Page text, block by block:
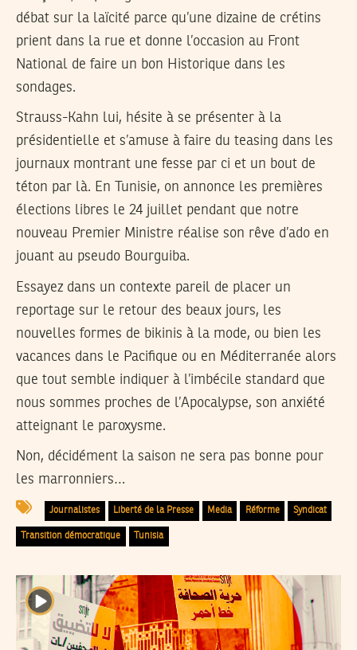
débat sur la laïcité parce qu’une dizaine de crétins
prient dans la rue et donne l’occasion au Front
National de faire un bon Historique dans les
sondages.
Strauss-Kahn lui, hésite à se présenter à la
présidentielle et s’amuse à faire du teasing dans les
journaux montrant une fesse par ci et un bout de
téton par là. En Tunisie, on annonce les premières
élections libres le 24 juillet pendant que notre
nouveau Premier Ministre réalise son rêve d’ado en
jouant au pseudo Bourguiba.
Essayez dans un contexte pareil de placer un
reportage sur le retour des beaux jours, les
nouvelles formes de bikinis à la mode, ou bien les
vacances dans le Pacifique ou en Méditerranée alors
que tout semble indiquer à l’imbécile standard que
nous sommes proches de l’Apocalypse, son anxiété
atteignant le paroxysme.
Non, décidément la saison ne sera pas bonne pour
les marronniers…
Journalistes Liberté de la Presse Media Réforme Syndicat
Transition démocratique Tunisia